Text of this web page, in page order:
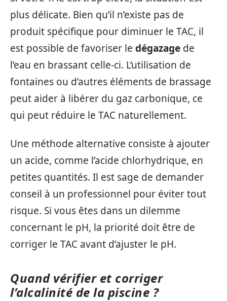
plus délicate. Bien qu’il n’existe pas de
produit spécifique pour diminuer le TAC, il
est possible de favoriser le dégazage de
l’eau en brassant celle-ci. L’utilisation de
fontaines ou d’autres éléments de brassage
peut aider à libérer du gaz carbonique, ce
qui peut réduire le TAC naturellement.
Une méthode alternative consiste à ajouter
un acide, comme l’acide chlorhydrique, en
petites quantités. Il est sage de demander
conseil à un professionnel pour éviter tout
risque. Si vous êtes dans un dilemme
concernant le pH, la priorité doit être de
corriger le TAC avant d’ajuster le pH.
Quand vérifier et corriger
l’alcalinité de la piscine ?